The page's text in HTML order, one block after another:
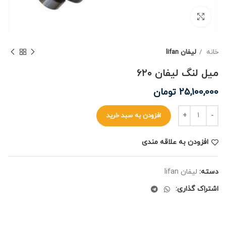
خانه لیفان lifan
میل لنگ لیفان ۶۲۰
25,100,000 تومان
افزودن به سبد خرید
افزودن به علاقه مندی
دسته: لیفان lifan
اشتراک گذاری: